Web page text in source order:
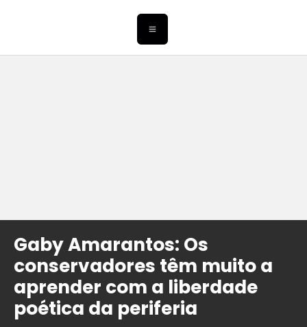
Gaby Amarantos: Os
conservadores têm muito a
aprender com a liberdade
poética da periferia